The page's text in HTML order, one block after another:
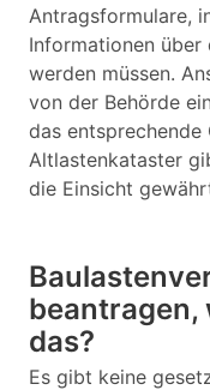
Antragsformulare,
Informationen
werden müssen.
von der Behörde
das entsprechende
Altlastenkataster
die Einsicht
beantragen,
das?
Es gibt keine